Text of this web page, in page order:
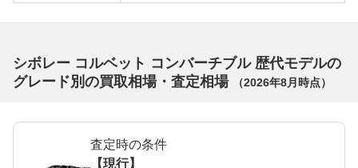
シボレー コルベット コンバーチブル 歴代モデルの
グレード別の買取相場・査定相場
（2026年8月 時点）
査定時の条件
【現行】